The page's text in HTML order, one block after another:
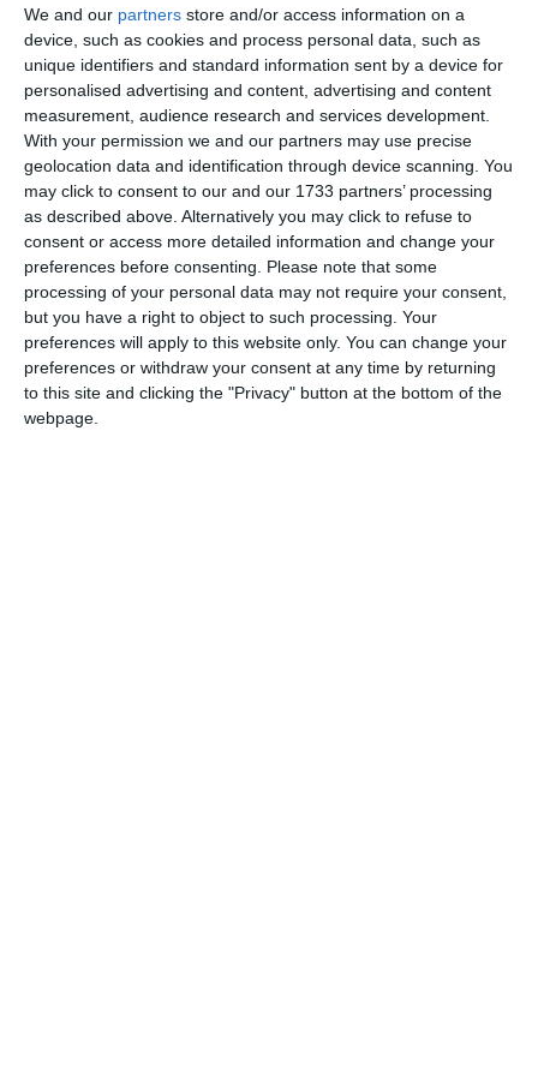
We and our partners store and/or access information on a
device, such as cookies and process personal data, such as
unique identifiers and standard information sent by a device for
personalised advertising and content, advertising and content
measurement, audience research and services development.
With your permission we and our partners may use precise
geolocation data and identification through device scanning. You
may click to consent to our and our 1733 partners’ processing
as described above. Alternatively you may click to refuse to
consent or access more detailed information and change your
preferences before consenting. Please note that some
processing of your personal data may not require your consent,
but you have a right to object to such processing. Your
preferences will apply to this website only. You can change your
preferences or withdraw your consent at any time by returning
to this site and clicking the "Privacy" button at the bottom of the
webpage.